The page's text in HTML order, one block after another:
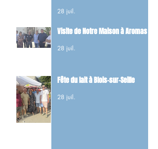
28 juil.
Visite de Notre Maison à Aromas
28 juil.
Fête du lait à Blois-sur-Seille
28 juil.